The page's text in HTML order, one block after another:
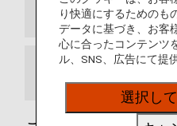
り快適にするためのも
データに基づき、お客
心に合ったコンテンツ
ル、SNS、広告にて提
選択し